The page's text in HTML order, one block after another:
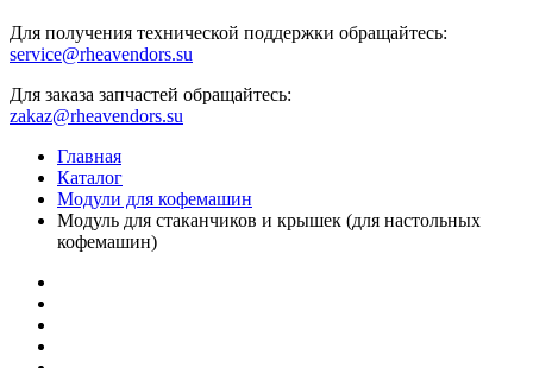
Для получения технической поддержки обращайтесь:
service@rheavendors.su
Для заказа запчастей обращайтесь:
zakaz@rheavendors.su
Главная
Каталог
Модули для кофемашин
Модуль для стаканчиков и крышек (для настольных
кофемашин)